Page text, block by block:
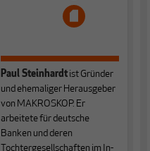
Paul Steinhardtist Gründer
und ehemaliger Herausgeber
von MAKROSKOP. Er
arbeitete für deutsche
Banken und deren
Tochtergesellschaften im In-